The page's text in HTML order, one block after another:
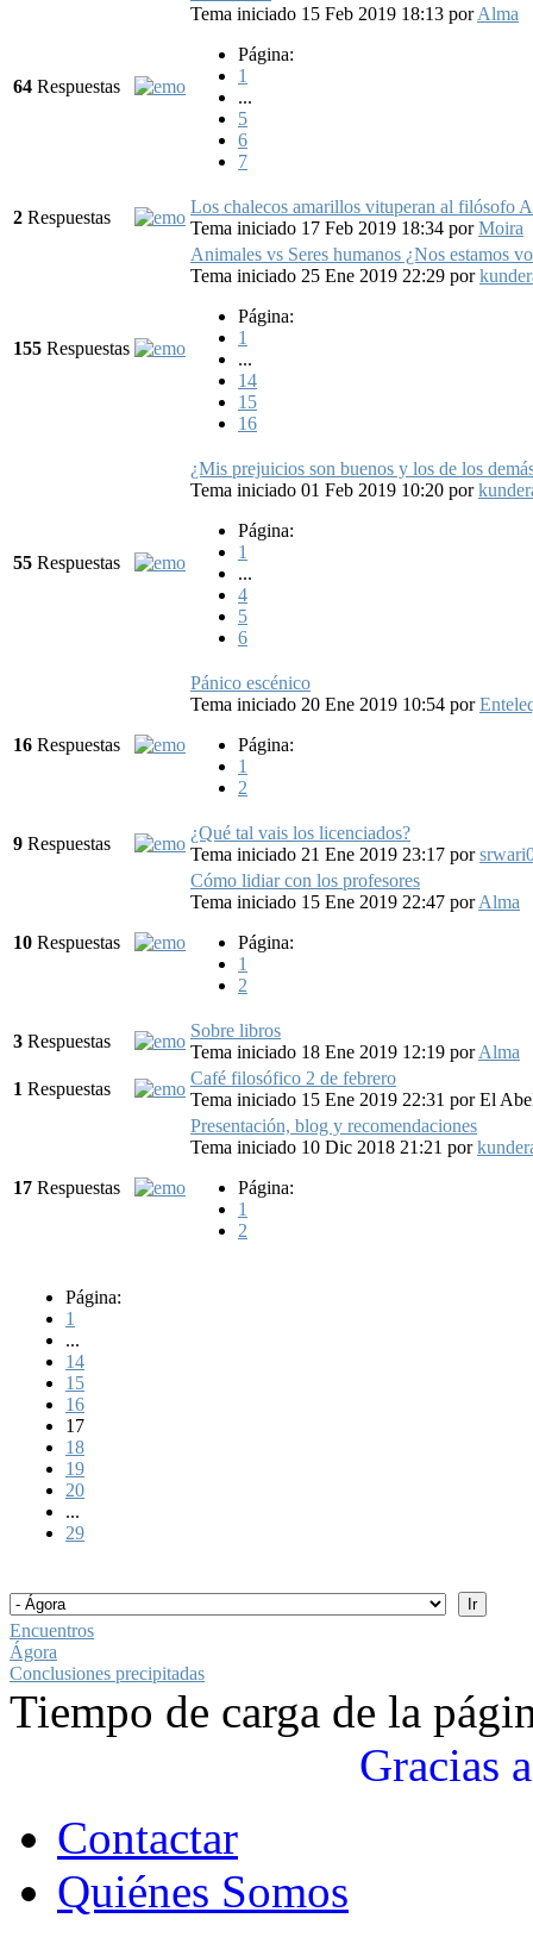
64 Respuestas
Tema iniciado 15 Feb 2019 18:13 porAlma
Página:
1
...
5
6
7
2 Respuestas
Los chalecos amarillos vituperan al filósofo
Tema iniciado 17 Feb 2019 18:34 porMoira
155 Respuestas
Animales vs Seres humanos ¿Nos estamos
Tema iniciado 25 Ene 2019 22:29 por
Página:
1
...
14
15
16
55 Respuestas
¿Mis prejuicios son buenos y los de los
Tema iniciado 01 Feb 2019 10:20 por
Página:
1
...
4
5
6
16 Respuestas
Pánico escénico
Tema iniciado 20 Ene 2019 10:54 por
Página:
1
2
9 Respuestas
¿Qué tal vais los licenciados?
Tema iniciado 21 Ene 2019 23:17 por
10 Respuestas
Cómo lidiar con los profesores
Tema iniciado 15 Ene 2019 22:47 porAlma
Página:
1
2
3 Respuestas
Sobre libros
Tema iniciado 18 Ene 2019 12:19 porAlma
1 Respuestas
Café filosófico 2 de febrero
Tema iniciado 15 Ene 2019 22:31 porEl
17 Respuestas
Presentación, blog y recomendaciones
Tema iniciado 10 Dic 2018 21:21 por
Página:
1
2
Página:
1
...
14
15
16
17
18
19
20
...
29
Encuentros
Ágora
Conclusiones precipitadas
Tiempo de carga de la
Gracias a
Contactar
Quiénes Somos